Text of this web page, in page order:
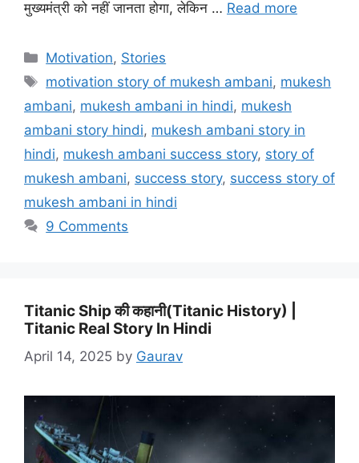
मुख्यमंत्री को नहीं जानता होगा, लेकिन … Read more
Motivation, Stories
motivation story of mukesh ambani, mukesh
ambani, mukesh ambani in hindi, mukesh
ambani story hindi, mukesh ambani story in
hindi, mukesh ambani success story, story of
mukesh ambani, success story, success story of
mukesh ambani in hindi
9 Comments
Titanic Ship की कहानी(Titanic History) |
Titanic Real Story In Hindi
April 14, 2025 by Gaurav